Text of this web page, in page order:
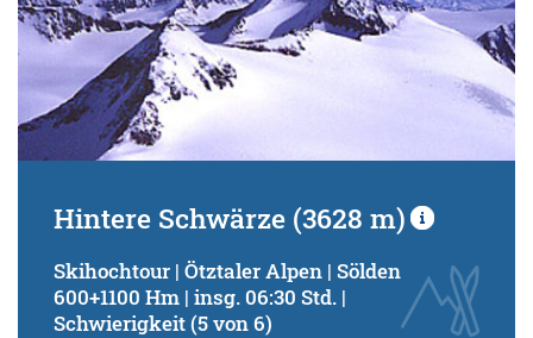
Hintere Schwärze (3628 m)
Skihochtour | Ötztaler Alpen | Sölden
600+1100 Hm | insg. 06:30 Std. |
Schwierigkeit (5 von 6)